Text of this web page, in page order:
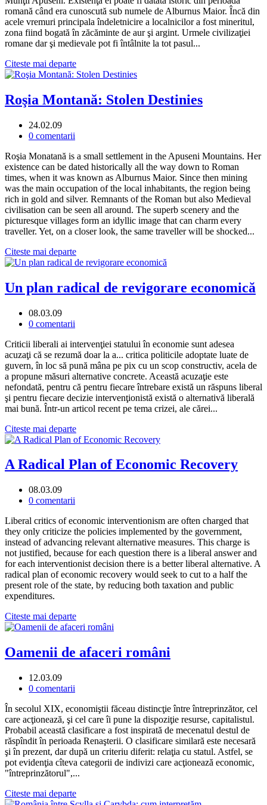
romană când era cunoscută sub numele de Alburnus Maior. Încă din
acele vremuri principala îndeletnicire a localnicilor a fost mineritul,
zona fiind bogată în zăcăminte de aur şi argint. Urmele civilizaţiei
romane dar şi medievale pot fi întâlnite la tot pasul...
Citeste mai departe
Roşia Montană: Stolen Destinies
24.02.09
0 comentarii
Roşia Monatană is a small settlement in the Apuseni Mountains. Her
existence can be dated historically all the way down to Roman
times, when it was known as Alburnus Maior. Since then mining
was the main occupation of the local inhabitants, the region being
rich in gold and silver. Remnants of the Roman but also Medieval
civilisation can be seen all around. The superb scenery and the
picturesque villages form an idyllic image that can charm every
traveller. Yet, on a closer look, the same traveller will be shocked...
Citeste mai departe
Un plan radical de revigorare economică
08.03.09
0 comentarii
Criticii liberali ai intervenţiei statului în economie sunt adesea
acuzaţi că se rezumă doar la a... critica politicile adoptate luate de
guvern, în loc să pună mâna pe pix cu un scop constructiv, acela de
a propune măsuri alternative concrete. Această acuzaţie este
nefondată, pentru că pentru fiecare întrebare există un răspuns liberal
şi pentru fiecare decizie intervenţionistă există o alternativă liberală
mai bună. Într-un articol recent pe tema crizei, ale cărei...
Citeste mai departe
A Radical Plan of Economic Recovery
08.03.09
0 comentarii
Liberal critics of economic interventionism are often charged that
they only criticize the policies implemented by the government,
instead of advancing relevant alternative measures. This charge is
not justified, because for each question there is a liberal answer and
for each interventionist decision there is a better liberal alternative. A
radical plan of economic recovery would seek to cut to a half the
present role of the state, by reducing both taxation and public
expenditures.
Citeste mai departe
Oamenii de afaceri români
12.03.09
0 comentarii
În secolul XIX, economiştii făceau distincţie între întreprinzător, cel
care acţionează, şi cel care îi pune la dispoziţie resurse, capitalistul.
Probabil această clasificare a fost inspirată de mecenatul destul de
răspîndit în perioada Renaşterii. O clasificare similară este necesară
şi în prezent, dar după un criteriu diferit: relaţia cu statul. Astfel, se
pot evidenţia cîteva categorii de indivizi care acţionează economic,
"întreprinzătorul",...
Citeste mai departe